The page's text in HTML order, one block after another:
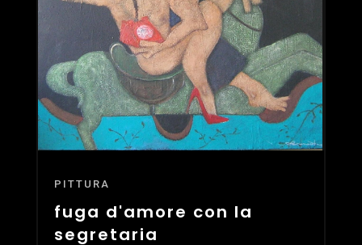
PITTURA
fuga d'amore con la
segretaria